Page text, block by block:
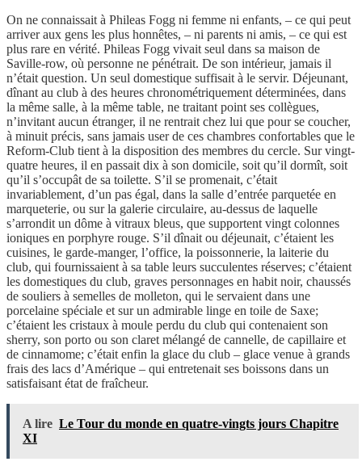
On ne connaissait à Phileas Fogg ni femme ni enfants, – ce qui peut
arriver aux gens les plus honnêtes, – ni parents ni amis, – ce qui est
plus rare en vérité. Phileas Fogg vivait seul dans sa maison de
Saville-row, où personne ne pénétrait. De son intérieur, jamais il
n’était question. Un seul domestique suffisait à le servir. Déjeunant,
dînant au club à des heures chronométriquement déterminées, dans
la même salle, à la même table, ne traitant point ses collègues,
n’invitant aucun étranger, il ne rentrait chez lui que pour se coucher,
à minuit précis, sans jamais user de ces chambres confortables que le
Reform-Club tient à la disposition des membres du cercle. Sur vingt-
quatre heures, il en passait dix à son domicile, soit qu’il dormît, soit
qu’il s’occupât de sa toilette. S’il se promenait, c’était
invariablement, d’un pas égal, dans la salle d’entrée parquetée en
marqueterie, ou sur la galerie circulaire, au-dessus de laquelle
s’arrondit un dôme à vitraux bleus, que supportent vingt colonnes
ioniques en porphyre rouge. S’il dînait ou déjeunait, c’étaient les
cuisines, le garde-manger, l’office, la poissonnerie, la laiterie du
club, qui fournissaient à sa table leurs succulentes réserves; c’étaient
les domestiques du club, graves personnages en habit noir, chaussés
de souliers à semelles de molleton, qui le servaient dans une
porcelaine spéciale et sur un admirable linge en toile de Saxe;
c’étaient les cristaux à moule perdu du club qui contenaient son
sherry, son porto ou son claret mélangé de cannelle, de capillaire et
de cinnamome; c’était enfin la glace du club – glace venue à grands
frais des lacs d’Amérique – qui entretenait ses boissons dans un
satisfaisant état de fraîcheur.
A lire Le Tour du monde en quatre-vingts jours Chapitre
XI